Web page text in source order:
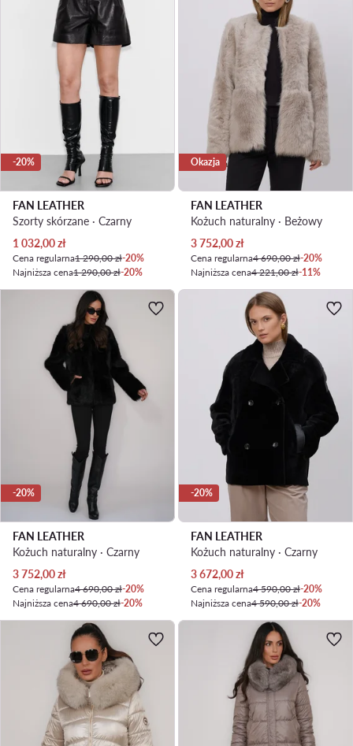
-20%
FAN LEATHER
Szorty skórzane · Czarny
Aktualna cena
1 032,00zł
Cena regularna1 290,00 zł-20%
Najniższa cena1 290,00 zł-20%
Okazja
FAN LEATHER
Kożuch naturalny · Beżowy
Aktualna cena
3 752,00zł
Cena regularna4 690,00 zł-20%
Najniższa cena4 221,00 zł-11%
-20%
FAN LEATHER
Kożuch naturalny · Czarny
Aktualna cena
3 752,00zł
Cena regularna4 690,00 zł-20%
Najniższa cena4 690,00 zł-20%
-20%
FAN LEATHER
Kożuch naturalny · Czarny
Aktualna cena
3 672,00zł
Cena regularna4 590,00 zł-20%
Najniższa cena4 590,00 zł-20%